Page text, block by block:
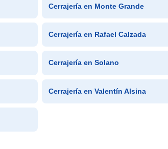
Cerrajería en Monte Grande
Cerrajería en Rafael Calzada
Cerrajería en Solano
Cerrajería en Valentín Alsina